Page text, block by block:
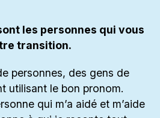
les personnes qui vous
transition.
personnes, des gens de
utilisant le bon pronom.
qui m’a aidé et m’aide